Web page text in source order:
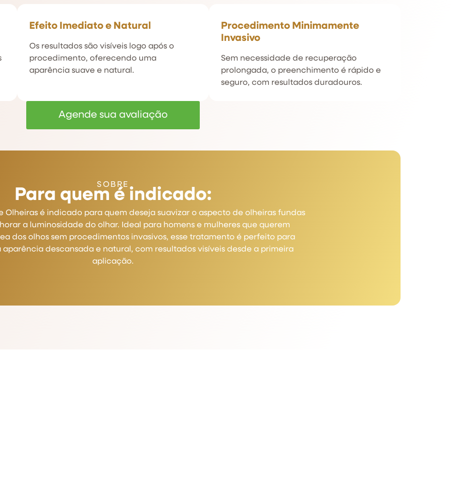
Efeito Imediato e Natural
Os resultados são visíveis logo após o
procedimento, oferecendo uma
aparência suave e natural.
Procedimento Minimamente
Invasivo
Sem necessidade de recuperação
prolongada, o preenchimento é rápido e
seguro, com resultados duradouros.
Agende sua avaliação
SOBRE
Para quem é indicado:
Olheiras é indicado para quem deseja suavizar o aspecto de olheiras fundas
a luminosidade do olhar. Ideal para homens e mulheres que querem
dos olhos sem procedimentos invasivos, esse tratamento é perfeito para
descansada e natural, com resultados visíveis desde a primeira
aplicação.